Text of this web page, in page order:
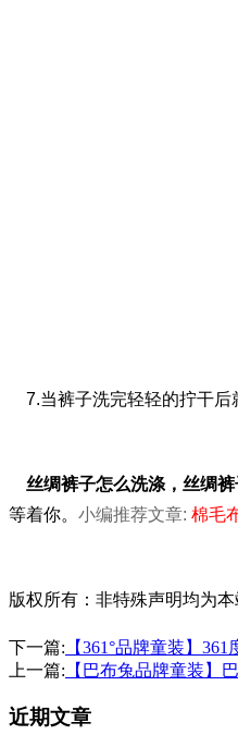
7.当裤子洗完轻轻的拧干后
丝绸裤子怎么洗涤，丝绸裤
等着你。 小编推荐文章: 棉毛
版权所有：非特殊声明均为
下一篇: 【361°品牌童装】
上一篇: 【巴布兔品牌童装】
近期文章